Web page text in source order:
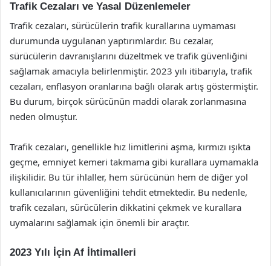
Trafik Cezaları ve Yasal Düzenlemeler
Trafik cezaları, sürücülerin trafik kurallarına uymaması
durumunda uygulanan yaptırımlardır. Bu cezalar,
sürücülerin davranışlarını düzeltmek ve trafik güvenliğini
sağlamak amacıyla belirlenmiştir. 2023 yılı itibarıyla, trafik
cezaları, enflasyon oranlarına bağlı olarak artış göstermiştir.
Bu durum, birçok sürücünün maddi olarak zorlanmasına
neden olmuştur.
Trafik cezaları, genellikle hız limitlerini aşma, kırmızı ışıkta
geçme, emniyet kemeri takmama gibi kurallara uymamakla
ilişkilidir. Bu tür ihlaller, hem sürücünün hem de diğer yol
kullanıcılarının güvenliğini tehdit etmektedir. Bu nedenle,
trafik cezaları, sürücülerin dikkatini çekmek ve kurallara
uymalarını sağlamak için önemli bir araçtır.
2023 Yılı İçin Af İhtimalleri